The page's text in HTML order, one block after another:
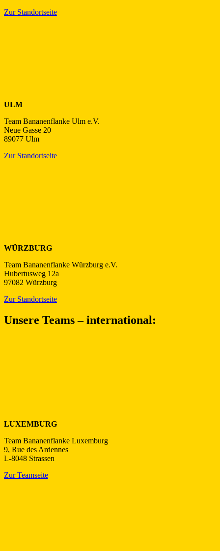
Zur Standortseite
ULM
Team Bananenflanke Ulm e.V.
Neue Gasse 20
89077 Ulm
Zur Standortseite
WÜRZBURG
Team Bananenflanke Würzburg e.V.
Hubertusweg 12a
97082 Würzburg
Zur Standortseite
Unsere Teams – international:
LUXEMBURG
Team Bananenflanke Luxemburg
9, Rue des Ardennes
L-8048 Strassen
Zur Teamseite